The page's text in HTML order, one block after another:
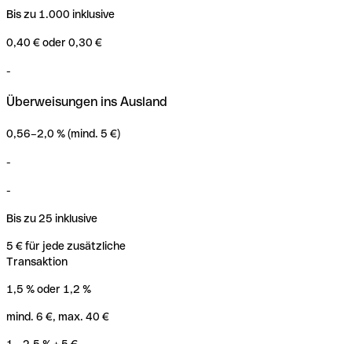
Bis zu 1.000 inklusive
0,40 € oder 0,30 €
-
Überweisungen ins Ausland
0,56–2,0 % (mind. 5 €)
-
-
Bis zu 25 inklusive
5 € für jede zusätzliche
Transaktion
1,5 % oder 1,2 %
mind. 6 €, max. 40 €